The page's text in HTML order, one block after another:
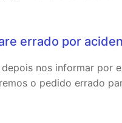
errado por
nos informar por
o pedido errado